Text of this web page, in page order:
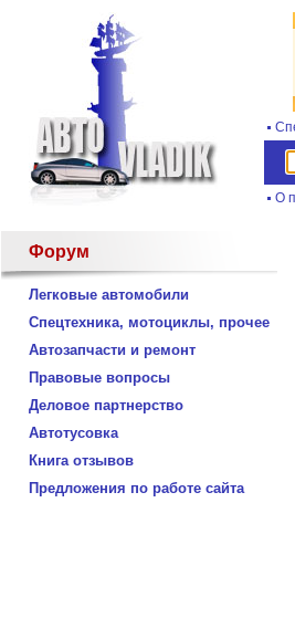
О
Форум
Легковые автомобили
Спецтехника, мотоциклы, прочее
Автозапчасти и ремонт
Правовые вопросы
Деловое партнерство
Автотусовка
Книга отзывов
Предложения по работе сайта